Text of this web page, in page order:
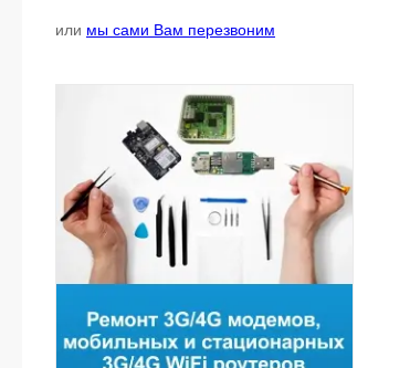
или мы сами Вам перезвоним